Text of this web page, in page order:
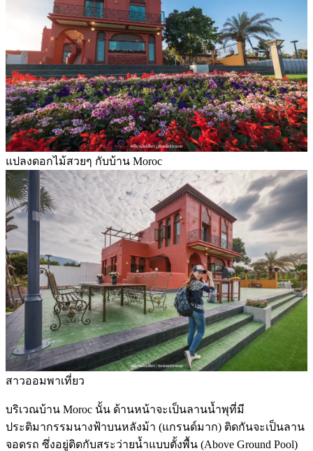
แปลงดอกไม้สวยๆ กับบ้าน Moroc
สาวออมพาเที่ยว
บริเวณบ้าน Moroc นั้น ด้านหน้าจะเป็นลานน้ำพุที่มี
ประติมากรรมนางฟ้าบนหลังม้า (แกรนด์มาก) ติดกันจะเป็นลาน
จอดรถ ซึ่งอยู่ติดกับสระว่ายน้ำแบบตั้งพื้น (Above Ground Pool)